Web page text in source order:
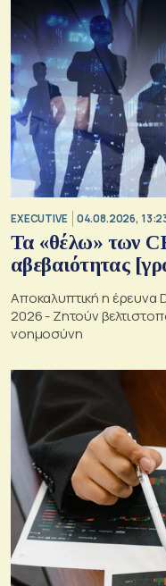
EXECUTIVE 04.08.2026,
Τα «θέλω» των
αβεβαιότητας
Αποκαλυπτική η έρευνα
2026 - Ζητούν
νοημοσύνη